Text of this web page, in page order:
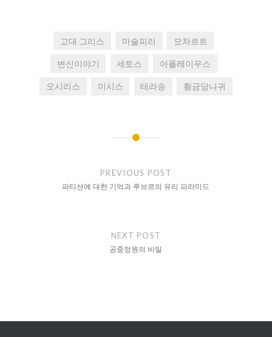
고대 그리스 마술피리 모차르트
변신이야기 세토스 아폴레이우스
오시리스 이시스 테라송 황금당나귀
PREVIOUS POST
파티션에 대한 기억과 루브르의 유리 피라미드
NEXT POST
공중정원의 비밀